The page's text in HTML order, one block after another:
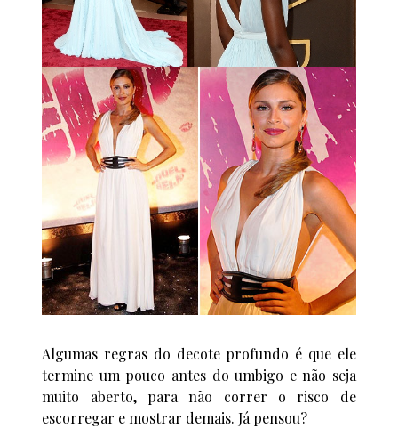
Algumas regras do decote profundo é que ele
termine um pouco antes do umbigo e não seja
muito aberto, para não correr o risco de
escorregar e mostrar demais. Já pensou?